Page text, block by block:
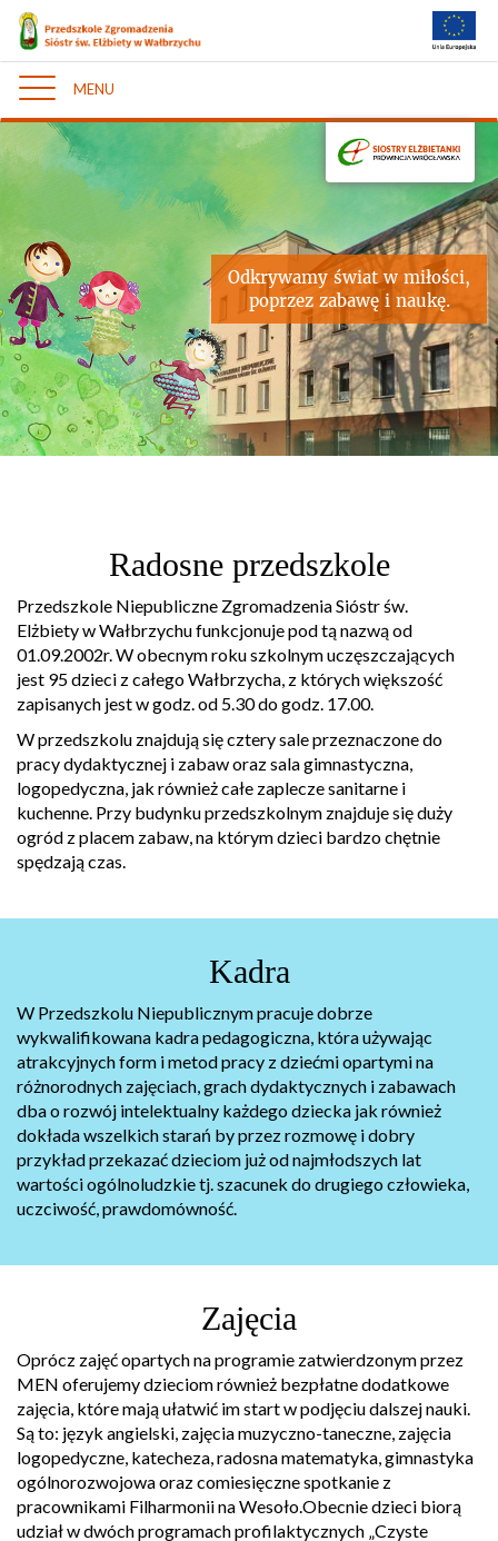
Nawigacja
MENU
Odkrywamy świat w miłości,
poprzez zabawę i naukę.
Radosne przedszkole
Przedszkole Niepubliczne Zgromadzenia Sióstr św.
Elżbiety w Wałbrzychu funkcjonuje pod tą nazwą od
01.09.2002r. W obecnym roku szkolnym uczęszczających
jest 95 dzieci z całego Wałbrzycha, z których większość
zapisanych jest w godz. od 5.30 do godz. 17.00.
W przedszkolu znajdują się cztery sale przeznaczone do
pracy dydaktycznej i zabaw oraz sala gimnastyczna,
logopedyczna, jak również całe zaplecze sanitarne i
kuchenne. Przy budynku przedszkolnym znajduje się duży
ogród z placem zabaw, na którym dzieci bardzo chętnie
spędzają czas.
Kadra
W Przedszkolu Niepublicznym pracuje dobrze
wykwalifikowana kadra pedagogiczna, która używając
atrakcyjnych form i metod pracy z dziećmi opartymi na
różnorodnych zajęciach, grach dydaktycznych i zabawach
dba o rozwój intelektualny każdego dziecka jak również
dokłada wszelkich starań by przez rozmowę i dobry
przykład przekazać dzieciom już od najmłodszych lat
wartości ogólnoludzkie tj. szacunek do drugiego człowieka,
uczciwość, prawdomówność.
Zajęcia
Oprócz zajęć opartych na programie zatwierdzonym przez
MEN oferujemy dzieciom również bezpłatne dodatkowe
zajęcia, które mają ułatwić im start w podjęciu dalszej nauki.
Są to: język angielski, zajęcia muzyczno-taneczne, zajęcia
logopedyczne, katecheza, radosna matematyka, gimnastyka
ogólnorozwojowa oraz comiesięczne spotkanie z
pracownikami Filharmonii na Wesoło.Obecnie dzieci biorą
udział w dwóch programach profilaktycznych „Czyste